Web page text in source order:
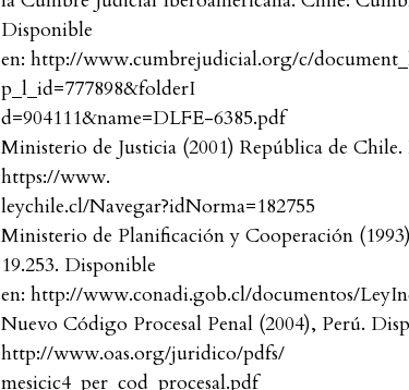
Disponible
en: http://www.cumbrejudicial.org/c/
p_l_id=777898&folderI
d=904111&name=DLFE-6385.pdf
Ministerio de Justicia (2001) República de
https://www.
leychile.cl/Navegar?idNorma=182755
Ministerio de Planificación y Cooperación
19.253. Disponible
en: http://www.conadi.gob.cl/documentos/
Nuevo Código Procesal Penal (2004), Perú.
http://www.oas.org/juridico/pdfs/
mesicic4_per_cod_procesal.pdf